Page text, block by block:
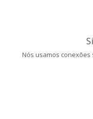
Nós usamos